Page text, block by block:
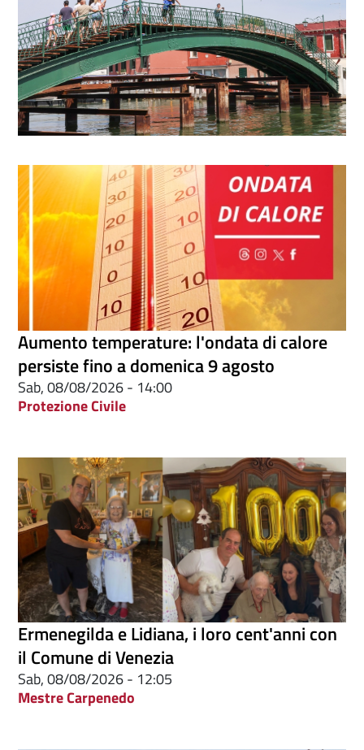
Aumento temperature: l'ondata di calore
persiste fino a domenica 9 agosto
Sab, 08/08/2026 - 14:00
Protezione Civile
Ermenegilda e Lidiana, i loro cent'anni con
il Comune di Venezia
Sab, 08/08/2026 - 12:05
Mestre Carpenedo